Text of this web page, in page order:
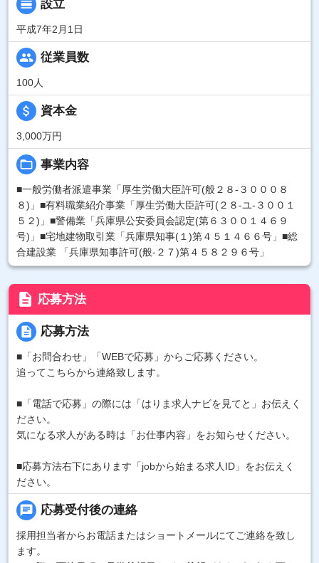
calendar_view_day 設立
平成7年2月1日
people 従業員数
100人
attach_money 資本金
3,000万円
folder_open 事業内容
■一般労働者派遣事業「厚生労働大臣許可(般２８-３０００８
８)」■有料職業紹介事業「厚生労働大臣許可(２８-ユ-３００１
５２)」■警備業「兵庫県公安委員会認定(第６３００１４６９
号)」■宅地建物取引業「兵庫県知事(１)第４５１４６６号」■総
合建設業 「兵庫県知事許可(般-２７)第４５８２９６号」
description 応募方法
description 応募方法
■「お問合わせ」「WEBで応募」からご応募ください。
追ってこちらから連絡致します。
■「電話で応募」の際には「はりま求人ナビを見てと」お伝えく
ださい。
気になる求人がある時は「お仕事内容」をお知らせください。
■応募方法右下にあります「jobから始まる求人ID」をお伝えく
ださい。
chat 応募受付後の連絡
採用担当者からお電話またはショートメールにてご連絡を致し
ます。